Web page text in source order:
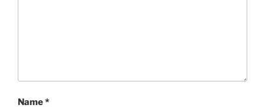
Name*